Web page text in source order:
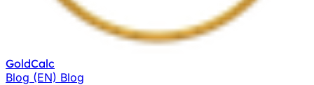
GoldCalc
Blog (EN) Blog